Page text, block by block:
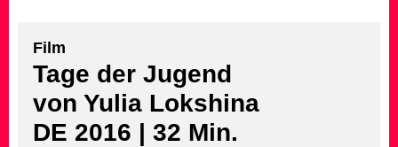
Film
Tage der Jugend
von Yulia Lokshina
DE 2016 | 32 Min.